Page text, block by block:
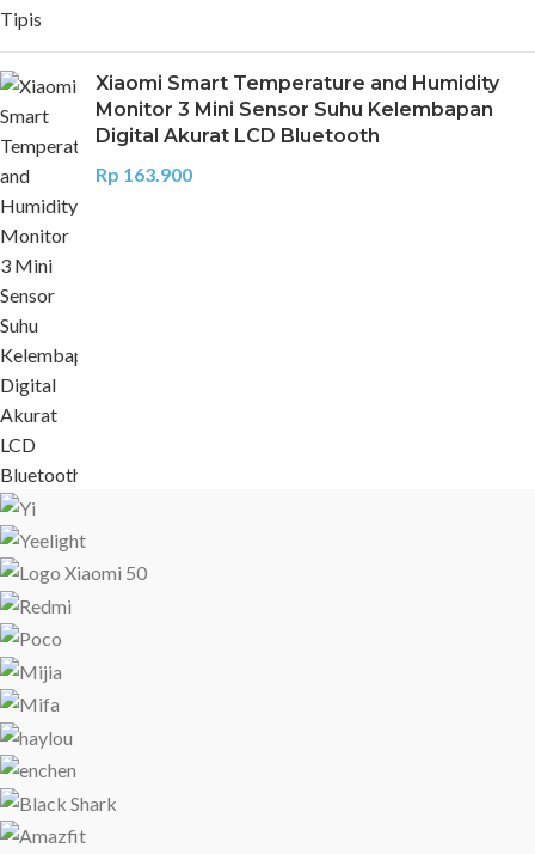
Xiaomi Smart Temperature and Humidity
Monitor 3 Mini Sensor Suhu Kelembapan
Digital Akurat LCD Bluetooth
Rp 163.900